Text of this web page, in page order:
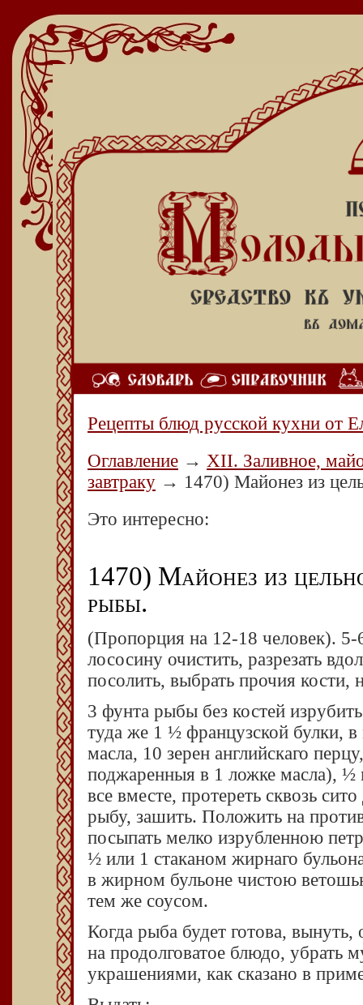
Рецепты блюд русской кухни от
Оглавление → XII. Заливное,
завтраку → 1470) Майонез из
Это интересно:
1470) Майонез из
рыбы.
(Пропорция на 12-18 человек).
лососину очистить, разрезать
посолить, выбрать прочия
3 фунта рыбы без костей
туда же 1 ½ французской булки,
масла, 10 зерен английскаго
поджаренныя в 1 ложке масла), ½
все вместе, протереть сквозь
рыбу, зашить. Положить на
посыпать мелко изрубленною
½ или 1 стаканом жирнаго
в жирном бульоне чистою
тем же соусом.
Когда рыба будет готова, вынуть,
на продолговатое блюдо, убрать
украшениями, как сказано в